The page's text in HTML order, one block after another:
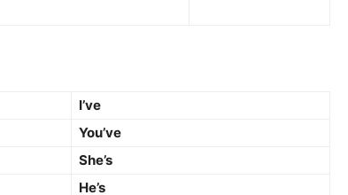
I’ve
You’ve
She’s
He’s